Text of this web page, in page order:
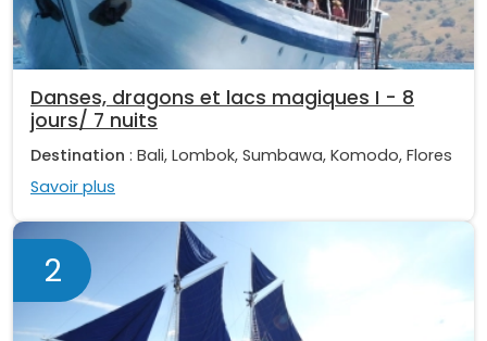
Danses, dragons et lacs magiques I - 8
jours/ 7 nuits
Destination : Bali, Lombok, Sumbawa, Komodo, Flores
Savoir plus
2